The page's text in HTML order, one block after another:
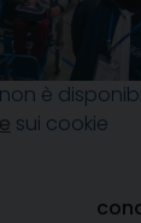
è
sui cookie